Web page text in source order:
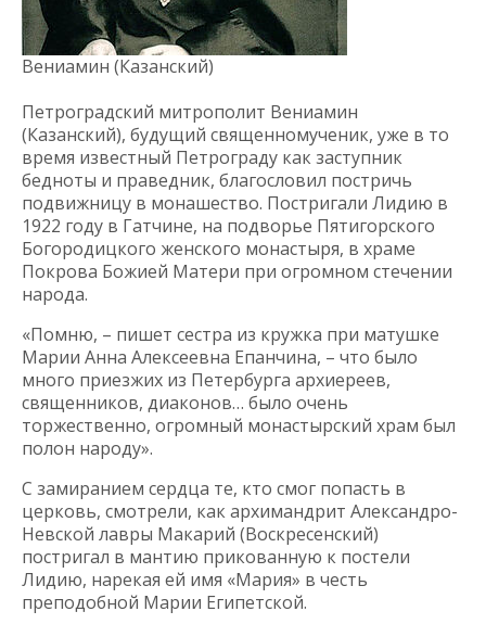
Вениамин (Казанский)
Петроградский митрополит Вениамин
(Казанский), будущий священномученик, уже в то
время известный Петрограду как заступник
бедноты и праведник, благословил постричь
подвижницу в монашество. Постригали Лидию в
1922 году в Гатчине, на подворье Пятигорского
Богородицкого женского монастыря, в храме
Покрова Божией Матери при огромном стечении
народа.
«Помню, – пишет сестра из кружка при матушке
Марии Анна Алексеевна Епанчина, – что было
много приезжих из Петербурга архиереев,
священников, диаконов… было очень
торжественно, огромный монастырский храм был
полон народу».
С замиранием сердца те, кто смог попасть в
церковь, смотрели, как архимандрит Александро-
Невской лавры Макарий (Воскресенский)
постригал в мантию прикованную к постели
Лидию, нарекая ей имя «Мария» в честь
преподобной Марии Египетской.